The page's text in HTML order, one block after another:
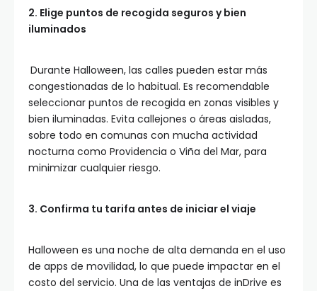
2. Elige puntos de recogida seguros y bien
iluminados
Durante Halloween, las calles pueden estar más
congestionadas de lo habitual. Es recomendable
seleccionar puntos de recogida en zonas visibles y
bien iluminadas. Evita callejones o áreas aisladas,
sobre todo en comunas con mucha actividad
nocturna como Providencia o Viña del Mar, para
minimizar cualquier riesgo.
3. Confirma tu tarifa antes de iniciar el viaje
Halloween es una noche de alta demanda en el uso
de apps de movilidad, lo que puede impactar en el
costo del servicio. Una de las ventajas de inDrive es